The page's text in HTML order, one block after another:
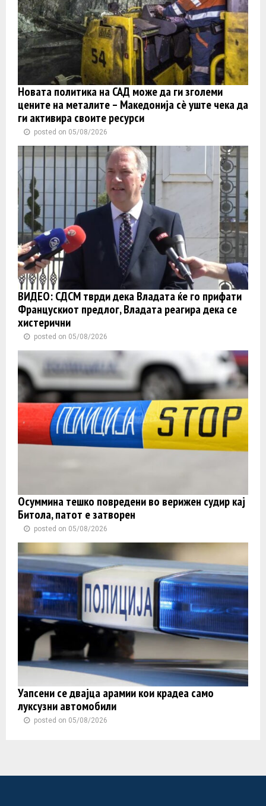
Новата политика на САД може да ги зголеми
цените на металите – Македонија сè уште чека да
ги активира своите ресурси
posted on 05/08/2026
ВИДЕО: СДСМ тврди дека Владата ќе го прифати
Францускиот предлог, Владата реагира дека се
хистерични
posted on 05/08/2026
Осуммина тешко повредени во верижен судир кај
Битола, патот е затворен
posted on 05/08/2026
Уапсени се двајца арамии кои крадеа само
луксузни автомобили
posted on 05/08/2026